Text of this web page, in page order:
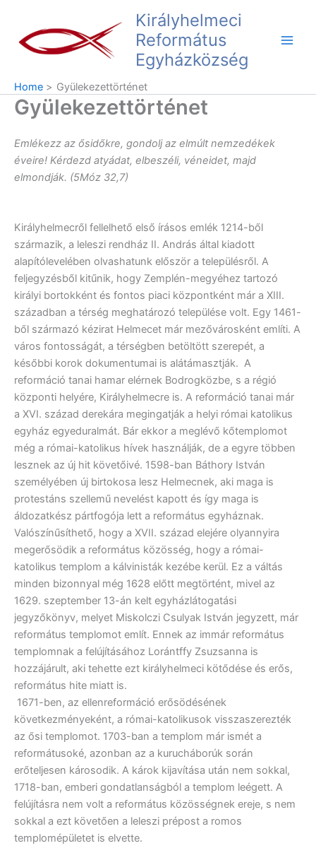
content
Királyhelmeci
Református
Egyházközség
Home Gyülekezettörténet
Gyülekezettörténet
Emlékezz az ősidőkre, gondolj az elmúlt nemzedékek
éveire! Kérdezd atyádat, elbeszéli, véneidet, majd
elmondják. (5Móz 32,7)
Királyhelmecről fellelhető első írásos emlék 1214-ből
származik, a leleszi rendház II. András által kiadott
alapítólevelében olvashatunk először a településről. A
feljegyzésből kitűnik, hogy Zemplén-megyéhez tartozó
királyi bortokként és fontos piaci központként már a XIII.
században a térség meghatározó települése volt. Egy 1461-
ből származó kézirat Helmecet már mezővárosként említi. A
város fontosságát, a térségben betöltött szerepét, a
későbbi korok dokumentumai is alátámasztják. A
reformáció tanai hamar elérnek Bodrogközbe, s a régió
központi helyére, Királyhelmecre is. A reformáció tanai már
a XVI. század derekára megingatják a helyi római katolikus
egyház egyeduralmát. Bár ekkor a meglévő kőtemplomot
még a római-katolikus hívek használják, de a egyre többen
lesznek az új hit követőivé. 1598-ban Báthory István
személyében új birtokosa lesz Helmecnek, aki maga is
protestáns szellemű nevelést kapott és így maga is
áldozatkész pártfogója lett a református egyháznak.
Valószínűsíthető, hogy a XVII. század elejére olyannyira
megerősödik a református közösség, hogy a római-
katolikus templom a kálvinisták kezébe kerül. Ez a váltás
minden bizonnyal még 1628 előtt megtörtént, mivel az
1629. szeptember 13-án kelt egyházlátogatási
jegyzőkönyv, melyet Miskolczi Csulyak István jegyzett, már
református templomot említ. Ennek az immár református
templomnak a felújításához Lorántffy Zsuzsanna is
hozzájárult, aki tehette ezt királyhelmeci kötődése és erős,
református hite miatt is.
1671-ben, az ellenreformáció erősödésének
következményeként, a római-katolikusok visszaszerezték
az ősi templomot. 1703-ban a templom már ismét a
reformátusoké, azonban az a kurucháborúk során
erőteljesen károsodik. A károk kijavítása után nem sokkal,
1718-ban, emberi gondatlanságból a templom leégett. A
felújításra nem volt a református közösségnek ereje, s nem
sokkal a ezt követően a leleszi prépost a romos
templomépületet is elvette.